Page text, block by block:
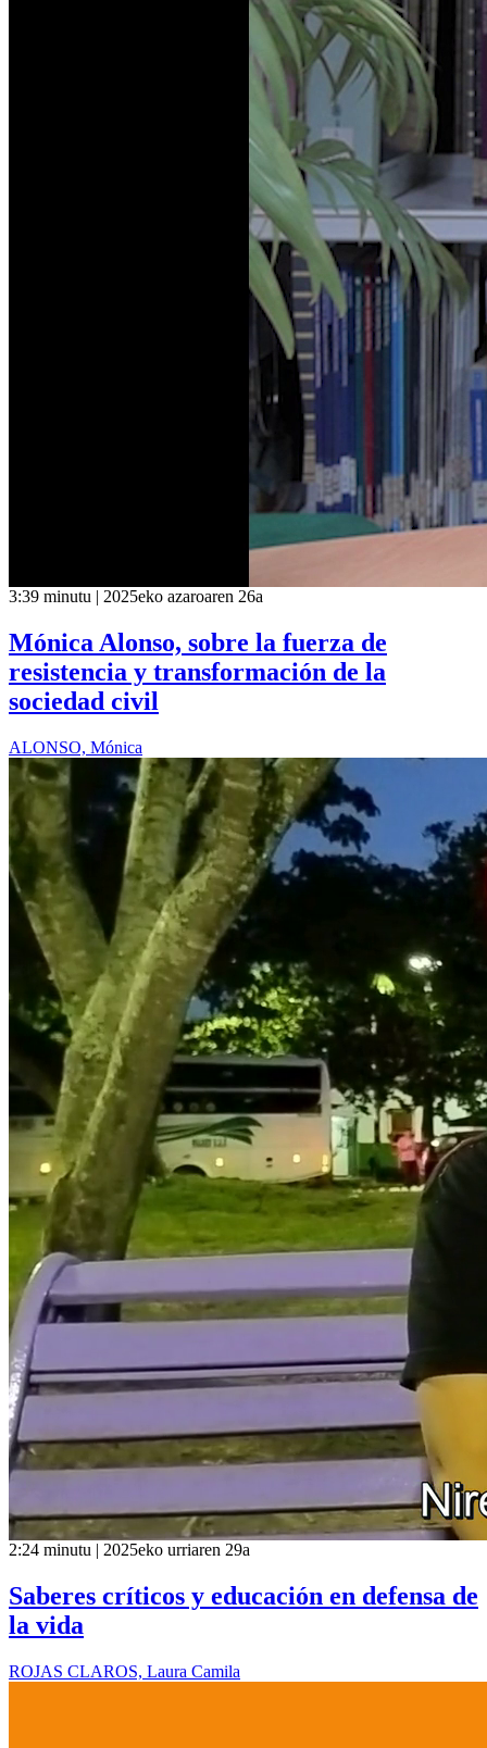
3:39 minutu | 2025eko azaroaren 26a
Mónica Alonso, sobre la fuerza de
resistencia y transformación de la
sociedad civil
ALONSO, Mónica
2:24 minutu | 2025eko urriaren 29a
Saberes críticos y educación en defensa de
la vida
ROJAS CLAROS, Laura Camila